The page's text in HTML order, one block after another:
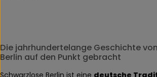
Die jahrhundertelange Geschichte
Berlin auf den Punkt gebracht
Schwarzlose Berlin ist eine deutsche